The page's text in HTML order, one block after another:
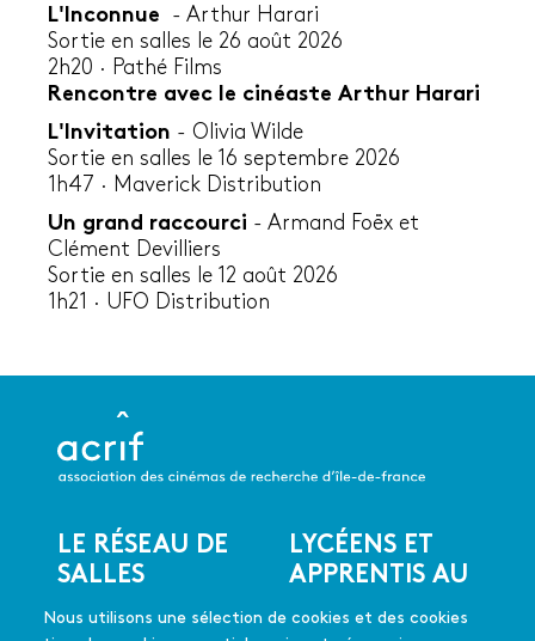
L'Inconnue
- Arthur Harari
Sortie en salles le 26 août 2026
2h20 · Pathé Films
Rencontre avec le cinéaste Arthur Harari
L'Invitation - Olivia Wilde
Sortie en salles le 16 septembre 2026
1h47 · Maverick Distribution
Un grand raccourci - Armand Foëx et
Clément Devilliers
Sortie en salles le 12 août 2026
1h21 · UFO Distribution
Nous utilisons une sélection de cookies et des cookies
Menu
pied
LE RÉSEAU DE
SALLES
Les salles du réseau
LYCÉENS ET
APPRENTIS AU
CINÉMA